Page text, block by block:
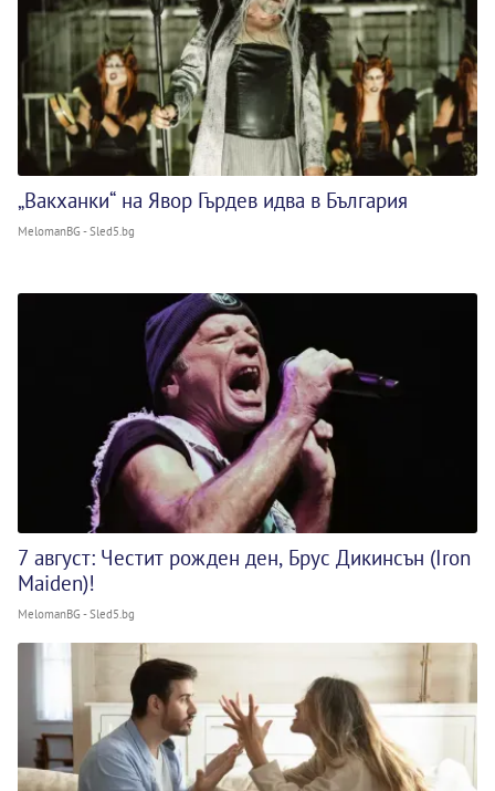
„Вакханки“ на Явор Гърдев идва в България
MelomanBG - Sled5.bg
7 август: Честит рожден ден, Брус Дикинсън (Iron
Maiden)!
MelomanBG - Sled5.bg